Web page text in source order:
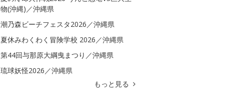
物(沖縄)／沖縄県
潮乃森ビーチフェスタ2026／沖縄県
夏休みわくわく冒険学校 2026／沖縄県
第44回与那原大綱曳まつり／沖縄県
琉球妖怪2026／沖縄県
もっと見る